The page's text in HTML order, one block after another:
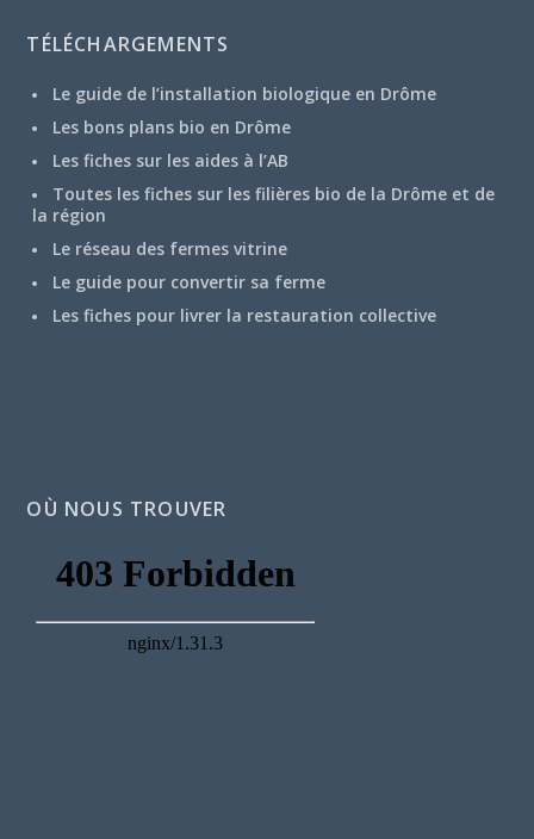
TÉLÉCHARGEMENTS
Le guide de l’installation biologique en Drôme
Les bons plans bio en Drôme
Les fiches sur les aides à l’AB
Toutes les fiches sur les filières bio de la Drôme et de
la région
Le réseau des fermes vitrine
Le guide pour convertir sa ferme
Les fiches pour livrer la restauration collective
OÙ NOUS TROUVER